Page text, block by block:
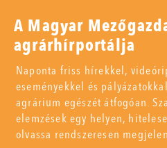
A Magyar
agrárhírportálja
Naponta friss hírekkel,
eseményekkel és
agrárium egészét átfogóan.
elemzések egy helyen,
olvassa rendszeresen